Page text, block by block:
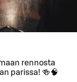
rennosta
parissa! 🍻🧠